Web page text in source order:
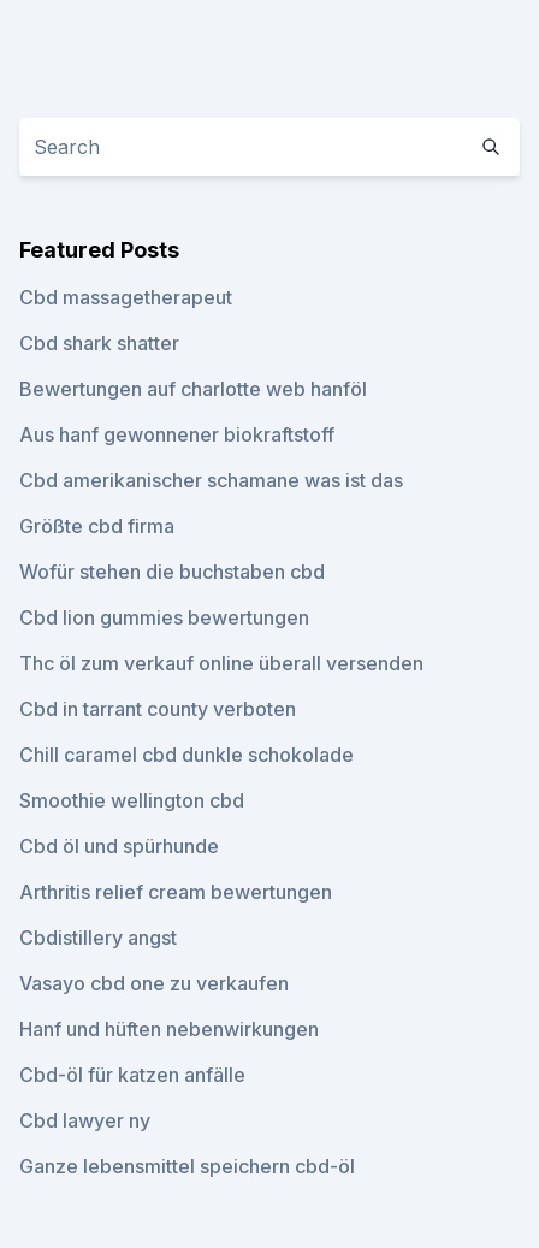
Featured Posts
Cbd massagetherapeut
Cbd shark shatter
Bewertungen auf charlotte web hanföl
Aus hanf gewonnener biokraftstoff
Cbd amerikanischer schamane was ist das
Größte cbd firma
Wofür stehen die buchstaben cbd
Cbd lion gummies bewertungen
Thc öl zum verkauf online überall versenden
Cbd in tarrant county verboten
Chill caramel cbd dunkle schokolade
Smoothie wellington cbd
Cbd öl und spürhunde
Arthritis relief cream bewertungen
Cbdistillery angst
Vasayo cbd one zu verkaufen
Hanf und hüften nebenwirkungen
Cbd-öl für katzen anfälle
Cbd lawyer ny
Ganze lebensmittel speichern cbd-öl